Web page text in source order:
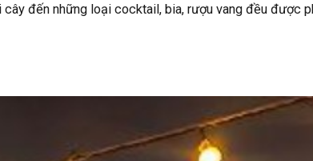
đến những loại cocktail, bia, rượu vang đều được